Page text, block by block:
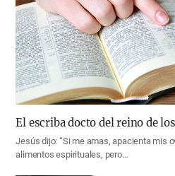
El escriba docto del reino de
Jesús dijo: “Si me amas, apacienta mis
alimentos espirituales, pero…